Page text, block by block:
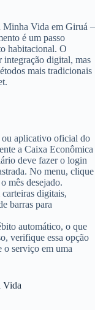
Minha Vida em Giruá –
é um passo
habitacional. O
integração digital, mas
mais tradicionais
ou aplicativo oficial do
a Caixa Econômica
deve fazer o login
No menu, clique
mês desejado.
digitais,
barras para
automático, o que
verifique essa opção
o serviço em uma
Vida